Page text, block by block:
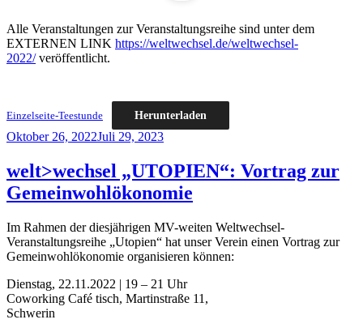
Alle Veranstaltungen zur Veranstaltungsreihe sind unter dem
EXTERNEN LINK https://weltwechsel.de/weltwechsel-
2022/veröffentlicht.
Einzelseite-Teestunde Herunterladen
Veröffentlicht
Oktober 26, 2022Juli 29, 2023
welt>wechsel „UTOPIEN“: Vortrag zur
Gemeinwohlökonomie
Im Rahmen der diesjährigen MV-weiten Weltwechsel-
Veranstaltungsreihe „Utopien“ hat unser Verein einen Vortrag zur
Gemeinwohlökonomie organisieren können:
Dienstag, 22.11.2022 | 19 – 21 Uhr
Coworking Café tisch, Martinstraße 11,
Schwerin